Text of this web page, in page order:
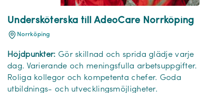
Undersköterska till AdeoCare Norrköping
Norrköping
Höjdpunkter: Gör skillnad och sprida glädje varje
dag. Varierande och meningsfulla arbetsuppgifter.
Roliga kollegor och kompetenta chefer. Goda
utbildnings- och utvecklingsmöjligheter.